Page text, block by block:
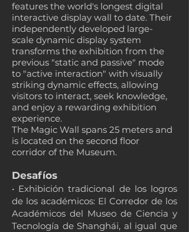
features the world's longest digital
interactive display wall to date. Their
independently developed large-
scale dynamic display system
transforms the exhibition from the
previous "static and passive" mode
to "active interaction" with visually
striking dynamic effects, allowing
visitors to interact, seek knowledge,
and enjoy a rewarding exhibition
experience.
The Magic Wall spans 25 meters and
is located on the second floor
corridor of the Museum.
Desafíos
• Exhibición tradicional de los logros
de los académicos: El Corredor de los
Académicos del Museo de Ciencia y
Tecnología de Shanghái, al igual que